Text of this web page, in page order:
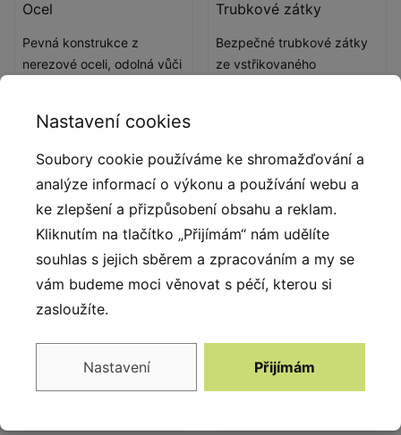
Ocel
Pevná konstrukce z
nerezové oceli, odolná vůči
Trubkové zátky
Bezpečné trubkové zátky
ze vstřikovaného
Deskové a lanové
Deskové a lanové spojky
ze vstřikovaného
uzly z polyamidu
vstřikovaného do formy.
Nastavení cookies
Soubory cookie používáme ke shromažďování a
analýze informací o výkonu a používání webu a
ke zlepšení a přizpůsobení obsahu a reklam.
Kliknutím na tlačítko „Přijímám“ nám udělíte
souhlas s jejich sběrem a zpracováním a my se
vám budeme moci věnovat s péčí, kterou si
zasloužíte.
Nastavení Přijímám